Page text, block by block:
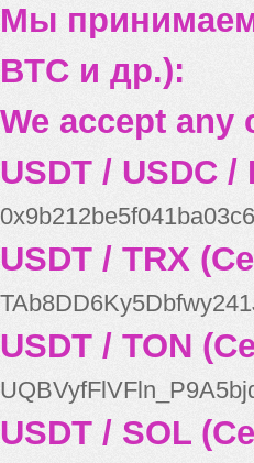
Мы принимаем
BTC и др.):
We accept any
USDT / USDC /
USDT / TRX
USDT / TON
USDT / SOL